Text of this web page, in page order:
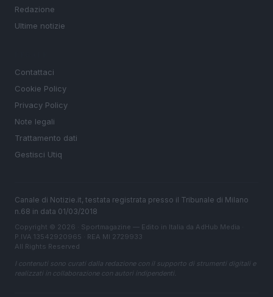
Redazione
Ultime notizie
Contattaci
Cookie Policy
Privacy Policy
Note legali
Trattamento dati
Gestisci Utiq
Canale di Notizie.it, testata registrata presso il Tribunale di Milano
n.68 in data 01/03/2018
Copyright © 2026 · Sportmagazine — Edito in Italia da AdHub Media
P.IVA 13542920965 · REA MI 2729933
All Rights Reserved
I contenuti sono curati dalla redazione con il supporto di strumenti digitali e
realizzati in collaborazione con autori indipendenti.